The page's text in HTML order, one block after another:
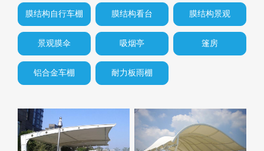
膜结构自行车棚 膜结构看台 膜结构景观
景观膜伞 吸烟亭 篷房
铝合金车棚 耐力板雨棚